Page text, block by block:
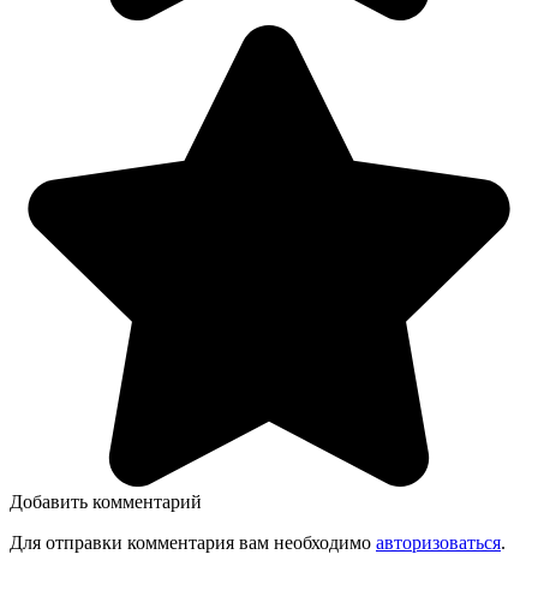
Добавить комментарий
Для отправки комментария вам необходимо авторизоваться.